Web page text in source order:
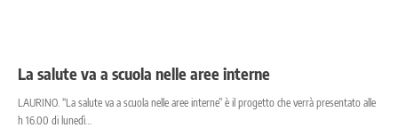
La salute va a scuola nelle aree interne
LAURINO. “La salute va a scuola nelle aree interne” è il progetto che verrà presentato alle
h 16.00 di lunedì…